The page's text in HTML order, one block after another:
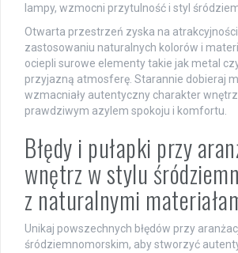
lampy, wzmocni przytulność i styl
Otwarta przestrzeń zyska na
zastosowaniu naturalnych kolorów i
ociepli surowe elementy takie jak metal
przyjazną atmosferę. Starannie dobieraj
wzmacniały autentyczny charakter
prawdziwym azylem spokoju i komfortu.
Błędy i pułapki przy
wnętrz w stylu
z naturalnymi
Unikaj powszechnych błędów przy
śródziemnomorskim, aby stworzyć